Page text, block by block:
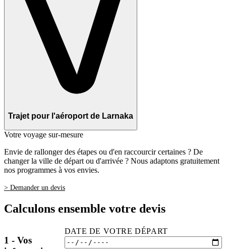
Trajet pour l'aéroport de Larnaka
Votre voyage sur-mesure
Envie de rallonger des étapes ou d'en raccourcir certaines ? De
changer la ville de départ ou d'arrivée ? Nous adaptons gratuitement
nos programmes à vos envies.
> Demander un devis
Calculons ensemble votre devis
1 - Vos
DATE DE VOTRE DÉPART